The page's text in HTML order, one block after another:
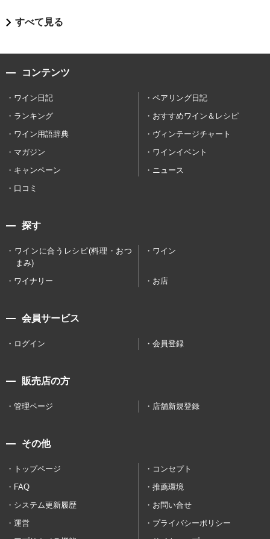
すべて見る
コンテンツ
ワイン日記
ペアリング日記
ランキング
おすすめワイン＆レシピ
ワイン用語辞典
ヴィンテージチャート
マガジン
ワインイベント
キャンペーン
ニュース
口コミ
探す
ワインに合うレシピ(料理・おつ
まみ)
ワイン
ワイナリー お店
会員サービス
ログイン 会員登録
販売店の方
管理ページ 店舗新規登録
その他
トップページ
コンセプト
FAQ
推薦環境
システム更新履歴
お問い合せ
運営
プライバシーポリシー